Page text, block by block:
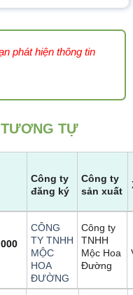
phát hiện thông tin
TỰ
Công ty
đăng ký
Công ty
sản xuất
CÔNG
TY TNHH
MỘC
HOA
ĐƯỜNG
Công ty
TNHH
Mộc Hoa
Đường